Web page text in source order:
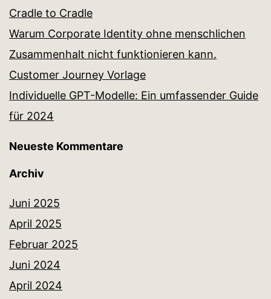
Cradle to Cradle
Warum Corporate Identity ohne menschlichen
Zusammenhalt nicht funktionieren kann.
Customer Journey Vorlage
Individuelle GPT-Modelle: Ein umfassender Guide
für 2024
Neueste Kommentare
Archiv
Juni 2025
April 2025
Februar 2025
Juni 2024
April 2024